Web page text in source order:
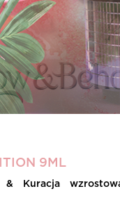
9ML
& Kuracja